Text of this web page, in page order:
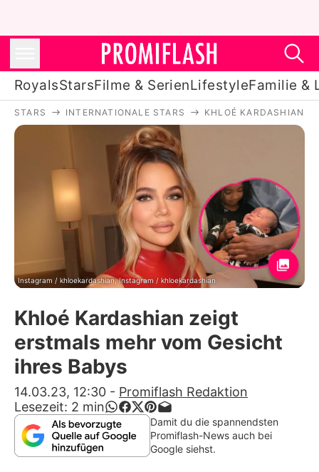
RoyalsStarsFilme & SerienLifestyleFamilie &
Royals
Stars
Filme & Serien
Lifestyle
Familie & Liebe
Promiflash Exklusiv
Alle Themen auf Promiflash
App runterladen
Team
Redaktionelle Richtlinien
STARS INTERNATIONALE STARS KHLOÉ KARDASHIAN
Instagram / khloekardashian, Instagram / khloekardashian
Khloé Kardashian zeigt
erstmals mehr vom Gesicht
ihres Babys
14.03.23, 12:30 - Promiflash Redaktion
Lesezeit: 2 min
Damit du die spannendsten
Promiflash-News auch bei
Google siehst.